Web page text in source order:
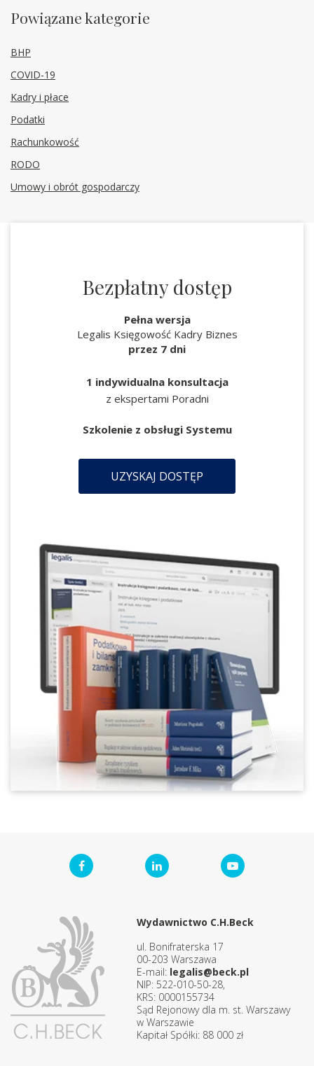
Powiązane kategorie
BHP
COVID-19
Kadry i płace
Podatki
Rachunkowość
RODO
Umowy i obrót gospodarczy
Bezpłatny dostęp
Pełna wersja
Legalis Księgowość Kadry Biznes
przez 7 dni
1 indywidualna konsultacja
z ekspertami Poradni
Szkolenie z obsługi Systemu
UZYSKAJ DOSTĘP
Wydawnictwo C.H.Beck
ul. Bonifraterska 17
00-203 Warszawa
E-mail: legalis@beck.pl
NIP: 522-010-50-28,
KRS: 0000155734
Sąd Rejonowy dla m. st. Warszawy
w Warszawie
Kapitał Spółki: 88 000 zł